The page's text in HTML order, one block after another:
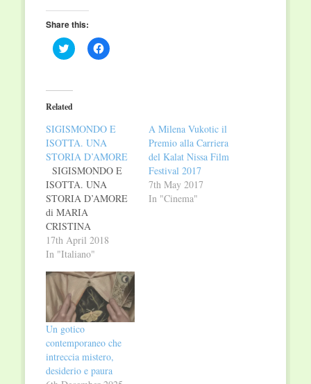
Share this:
Click
to
(Opens
in
new
Click
to
Related
SIGISMONDO E
ISOTTA. UNA
STORIA D’AMORE
SIGISMONDO E
ISOTTA. UNA
STORIA D’AMORE
di MARIA
CRISTINA
MASELLI La storia
di un amore
struggente. Il racconto
di uno dei momenti
più vivi e
memorabili della
nostra storia È il 1437
quando per la prima
volta Isotta degli Atti
posa lo sguardo su
17th April 2018
In "Italiano"
A Milena Vukotic il
Premio alla Carriera
del Kalat Nissa Film
Festival 2017
7th May 2017
In "Cinema"
Un gotico
contemporaneo che
intreccia mistero,
desiderio e paura